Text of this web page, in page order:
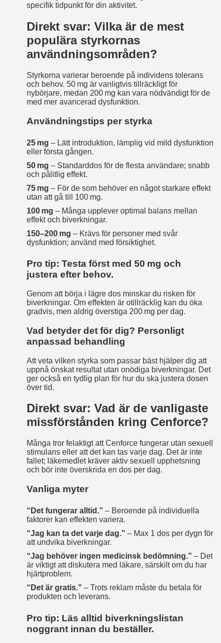
specifik tidpunkt för din aktivitet.
Direkt svar: Vilka är de mest
populära styrkornas
användningsområden?
Styrkorna varierar beroende på individens tolerans
och behov. 50 mg är vanligtvis tillräckligt för
nybörjare, medan 200 mg kan vara nödvändigt för de
med mer avancerad dysfunktion.
Användningstips per styrka
25 mg – Lätt introduktion, lämplig vid mild dysfunktion
eller första gången.
50 mg – Standarddos för de flesta användare; snabb
och pålitlig effekt.
75 mg – För de som behöver en något starkare effekt
utan att gå till 100 mg.
100 mg – Många upplever optimal balans mellan
effekt och biverkningar.
150–200 mg – Krävs för personer med svår
dysfunktion; använd med försiktighet.
Pro tip: Testa först med 50 mg och
justera efter behov.
Genom att börja i lägre dos minskar du risken för
biverkningar. Om effekten är otillräcklig kan du öka
gradvis, men aldrig överstiga 200 mg per dag.
Vad betyder det för dig? Personligt
anpassad behandling
Att veta vilken styrka som passar bäst hjälper dig att
uppnå önskat resultat utan onödiga biverkningar. Det
ger också en tydlig plan för hur du ska justera dosen
över tid.
Direkt svar: Vad är de vanligaste
missförstånden kring Cenforce?
Många tror felaktigt att Cenforce fungerar utan sexuell
stimulans eller att det kan tas varje dag. Det är inte
fallet; läkemedlet kräver aktiv sexuell upphetsning
och bör inte överskrida en dos per dag.
Vanliga myter
“Det fungerar alltid.” – Beroende på individuella
faktorer kan effekten variera.
“Jag kan ta det varje dag.” – Max 1 dos per dygn för
att undvika biverkningar.
“Jag behöver ingen medicinsk bedömning.” – Det
är viktigt att diskutera med läkare, särskilt om du har
hjärtproblem.
“Det är gratis.” – Trots reklam måste du betala för
produkten och leverans.
Pro tip: Läs alltid biverkningslistan
noggrant innan du beställer.